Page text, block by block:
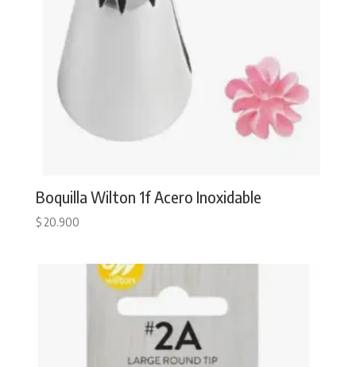
Boquilla Wilton 1f Acero Inoxidable
$20.900